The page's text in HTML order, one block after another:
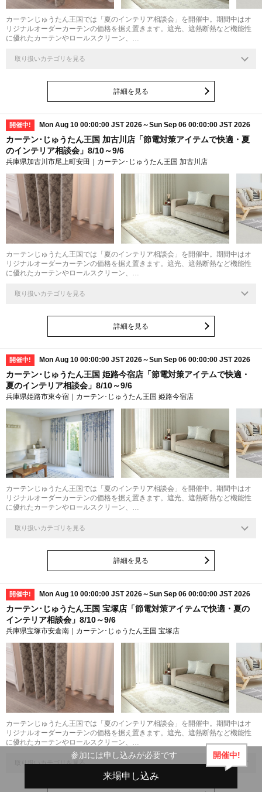
カーテンじゅうたん王国では「夏のインテリア相談会」を開催中。期間中はオ
リジナルオーダーカーテンの価格を据え置きます。遮光、遮熱断熱など機能性
に優れたカーテンやロールスクリーン、…
取り扱いカテゴリを見る
詳細を見る
開催中! Mon Aug 10 00:00:00 JST 2026～Sun Sep 06 00:00:00 JST 2026
カーテン･じゅうたん王国 加古川店「節電対策アイテムで快適・夏
のインテリア相談会」8/10～9/6
兵庫県加古川市尾上町安田｜カーテン･じゅうたん王国 加古川店
カーテンじゅうたん王国では「夏のインテリア相談会」を開催中。期間中はオ
リジナルオーダーカーテンの価格を据え置きます。遮光、遮熱断熱など機能性
に優れたカーテンやロールスクリーン、…
取り扱いカテゴリを見る
詳細を見る
開催中! Mon Aug 10 00:00:00 JST 2026～Sun Sep 06 00:00:00 JST 2026
カーテン･じゅうたん王国 姫路今宿店「節電対策アイテムで快適・
夏のインテリア相談会」8/10～9/6
兵庫県姫路市東今宿｜カーテン･じゅうたん王国 姫路今宿店
カーテンじゅうたん王国では「夏のインテリア相談会」を開催中。期間中はオ
リジナルオーダーカーテンの価格を据え置きます。遮光、遮熱断熱など機能性
に優れたカーテンやロールスクリーン、…
取り扱いカテゴリを見る
詳細を見る
開催中! Mon Aug 10 00:00:00 JST 2026～Sun Sep 06 00:00:00 JST 2026
カーテン･じゅうたん王国 宝塚店「節電対策アイテムで快適・夏の
インテリア相談会」8/10～9/6
兵庫県宝塚市安倉南｜カーテン･じゅうたん王国 宝塚店
カーテンじゅうたん王国では「夏のインテリア相談会」を開催中。期間中はオ
リジナルオーダーカーテンの価格を据え置きます。遮光、遮熱断熱など機能性
に優れたカーテンやロールスクリーン、…
取り扱いカテゴリを見る
参加には申し込みが必要です 開催中!
来場申し込み